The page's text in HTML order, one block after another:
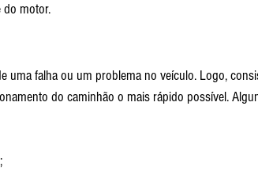
do motor.
uma falha ou um problema no veículo. Logo,
do caminhão o mais rápido possível.